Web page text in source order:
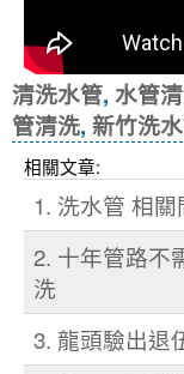
清洗水管, 水管
管清洗, 新竹洗
相關文章:
1. 洗水管 相關
2. 十年管路不
洗
3. 龍頭驗出退